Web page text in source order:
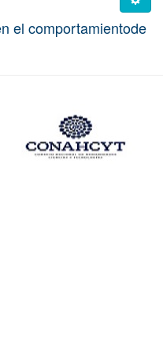
el comportamientode